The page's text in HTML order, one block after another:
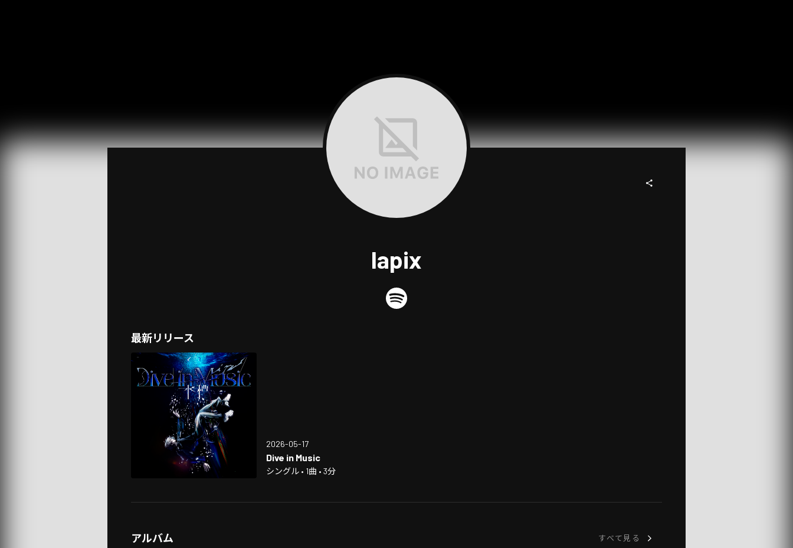
lapix
最新リリース
2026-05-17
Dive in Music
シングル • 1曲 • 3分
アルバム すべて見る